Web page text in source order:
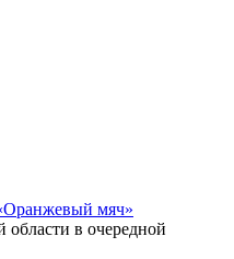
мяч»
области в очередной